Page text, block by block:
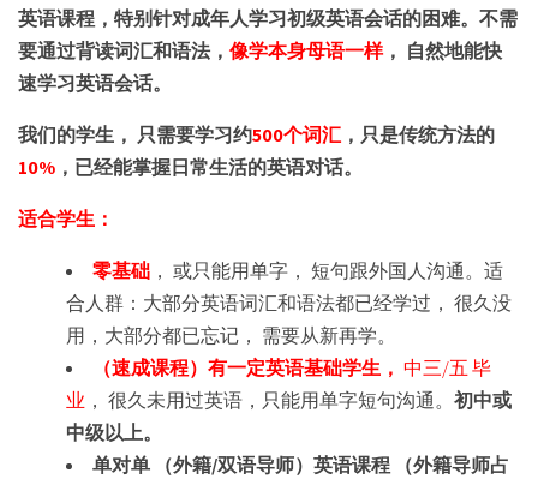
英语课程，特别针对成年人学习初级英语会话的困难。不需
要通过背读词汇和语法， 像学本身母语一样， 自然地能快
速学习英语会话。
我们的学生， 只需要学习约500个词汇 ，只是传统方法的
10% ，已经能掌握日常生活的英语对话。
适合学生：
零基础 ， 或只能用单字， 短句跟外国人沟通。适
合人群：大部分英语词汇和语法都已经学过， 很久没
用，大部分都已忘记， 需要从新再学。
（速成课程）有一定英语基础学生， 中三/五 毕
业 ， 很久未用过英语，只能用单字短句沟通。 初中或
中级以上。
单对单
（外籍/双语导师）英语课程
（外籍导师占